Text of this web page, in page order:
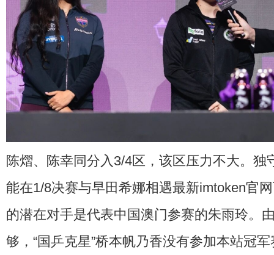
陈熠、陈幸同分入3/4区，该区压力不大。独
能在1/8决赛与早田希娜相遇最新imtoken官
的潜在对手是代表中国澳门参赛的朱雨玲。
够，“国乒克星”桥本帆乃香没有参加本站冠